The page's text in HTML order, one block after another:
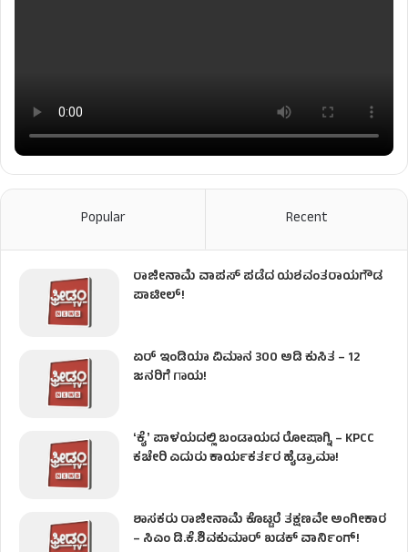
Popular Recent
ರಾಜೀನಾಮೆ ವಾಪಸ್ ಪಡೆದ ಯಶವಂತರಾಯಗೌಡ
ಪಾಟೀಲ್‌!
ಏರ್ ಇಂಡಿಯಾ ವಿಮಾನ 300 ಅಡಿ ಕುಸಿತ – 12
ಜನರಿಗೆ ಗಾಯ!
ʻಕೈʼ​ ಪಾಳಯದಲ್ಲಿ ಬಂಡಾಯದ ರೋಷಾಗ್ನಿ – KPCC
ಕಚೇರಿ ಎದುರು ಕಾರ್ಯಕರ್ತರ ಹೈಡ್ರಾಮಾ!
ಶಾಸಕರು ರಾಜೀನಾಮೆ ಕೊಟ್ಟರೆ ತಕ್ಷಣವೇ ಅಂಗೀಕಾರ
– ಸಿಎಂ ಡಿ.ಕೆ.ಶಿವಕುಮಾರ್ ಖಡಕ್ ವಾರ್ನಿಂಗ್!